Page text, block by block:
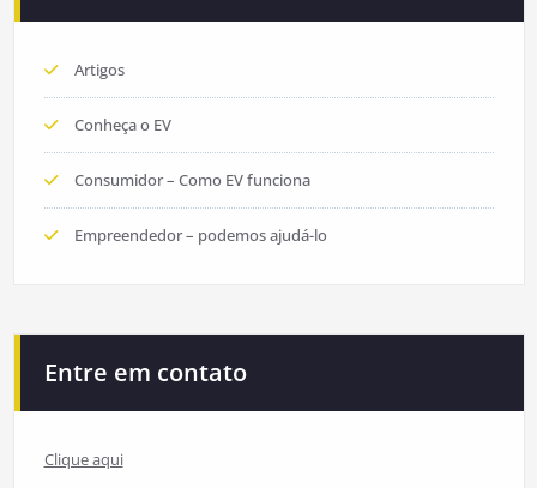
Artigos
Conheça o EV
Consumidor – Como EV funciona
Empreendedor – podemos ajudá-lo
Entre em contato
Clique aqui